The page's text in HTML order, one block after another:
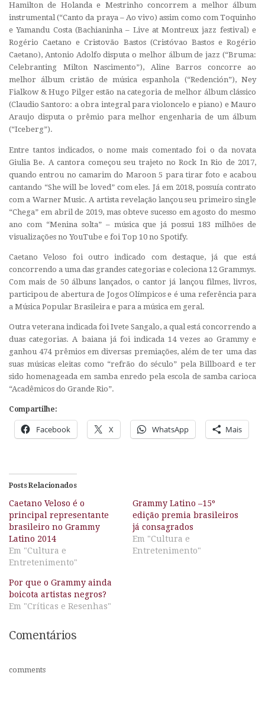
Hamilton de Holanda e Mestrinho concorrem a melhor álbum
instrumental (“Canto da praya – Ao vivo) assim como com Toquinho
e Yamandu Costa (Bachianinha – Live at Montreux jazz festival) e
Rogério Caetano e Cristovão Bastos (Cristóvao Bastos e Rogério
Caetano), Antonio Adolfo disputa o melhor álbum de jazz (“Bruma:
Celebranting Milton Nascimento”), Aline Barros concorre ao
melhor álbum cristão de música espanhola (“Redención”), Ney
Fialkow & Hugo Pilger estão na categoria de melhor álbum clássico
(Claudio Santoro: a obra integral para violoncelo e piano) e Mauro
Araujo disputa o prêmio para melhor engenharia de um álbum
(“Iceberg”).
Entre tantos indicados, o nome mais comentado foi o da novata
Giulia Be. A cantora começou seu trajeto no Rock In Rio de 2017,
quando entrou no camarim do Maroon 5 para tirar foto e acabou
cantando “She will be loved” com eles. Já em 2018, possuía contrato
com a Warner Music. A artista revelação lançou seu primeiro single
“Chega” em abril de 2019, mas obteve sucesso em agosto do mesmo
ano com “Menina solta” – música que já possui 183 milhões de
visualizações no YouTube e foi Top 10 no Spotify.
Caetano Veloso foi outro indicado com destaque, já que está
concorrendo a uma das grandes categorias e coleciona 12 Grammys.
Com mais de 50 álbuns lançados, o cantor já lançou filmes, livros,
participou de abertura de Jogos Olímpicos e é uma referência para
a Música Popular Brasileira e para a música em geral.
Outra veterana indicada foi Ivete Sangalo, a qual está concorrendo a
duas categorias. A baiana já foi indicada 14 vezes ao Grammy e
ganhou 474 prêmios em diversas premiações, além de ter uma das
suas músicas eleitas como “refrão do século” pela Billboard e ter
sido homenageada em samba enredo pela escola de samba carioca
“Acadêmicos do Grande Rio”.
Compartilhe:
Facebook X WhatsApp Mais
Posts Relacionados
Caetano Veloso é o
principal representante
brasileiro no Grammy
Latino 2014
Em "Cultura e
Entretenimento"
Grammy Latino –15º
edição premia brasileiros
já consagrados
Em "Cultura e
Entretenimento"
Por que o Grammy ainda
boicota artistas negros?
Em "Críticas e Resenhas"
Comentários
comments